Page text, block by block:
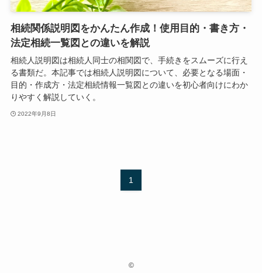
相続関係説明図をかんたん作成！使用目的・書き方・
法定相続一覧図との違いを解説
相続人説明図は相続人同士の相関図で、手続きをスムーズに行え
る書類だ。本記事では相続人説明図について、必要となる場面・
目的・作成方・法定相続情報一覧図との違いを初心者向けにわか
りやすく解説していく。
2022年9月8日
1
©